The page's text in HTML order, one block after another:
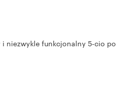
niezwykle funkcjonalny 5-cio